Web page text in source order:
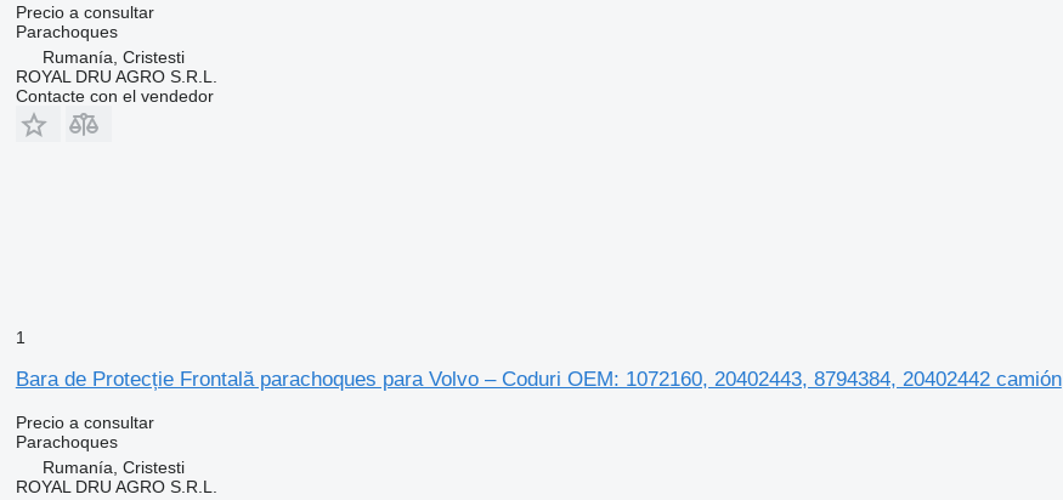
Precio a consultar
Parachoques
Rumanía, Cristesti
ROYAL DRU AGRO S.R.L.
Contacte con el vendedor
1
Bara de Protecție Frontală parachoques para Volvo – Coduri OEM: 1072160, 20402443, 8794384, 20402442 camión
Precio a consultar
Parachoques
Rumanía, Cristesti
ROYAL DRU AGRO S.R.L.